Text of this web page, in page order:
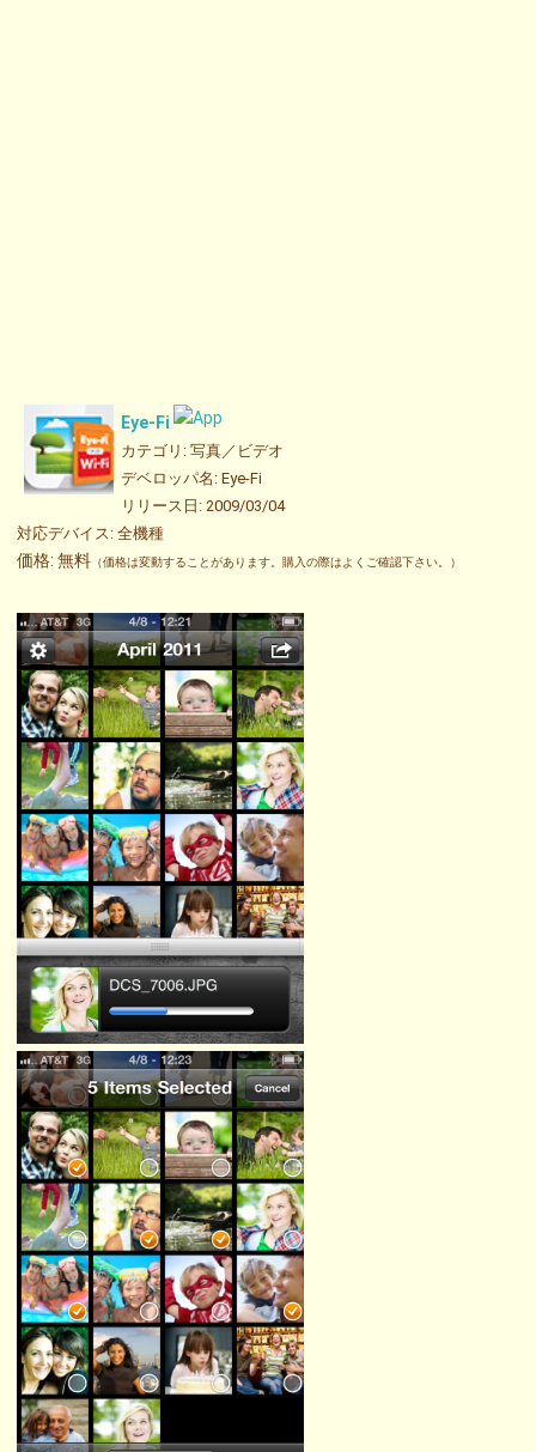
Eye-Fi
カテゴリ: 写真／ビデオ
デベロッパ名: Eye-Fi
リリース日: 2009/03/04
対応デバイス: 全機種
価格: 無料 （価格は変動することがあります。購入の際はよくご確認下さい。）